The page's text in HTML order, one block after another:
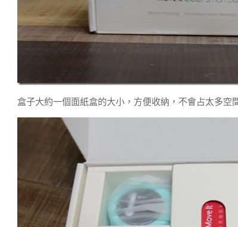
盒子大約一個面紙盒的大小，方便收納，不會占太多空